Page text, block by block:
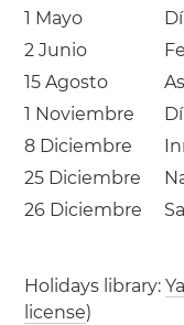
1 Mayo
2 Junio
15 Agosto
1 Noviembre
8 Diciembre
25 Diciembre
26 Diciembre
Holidays library:
license)